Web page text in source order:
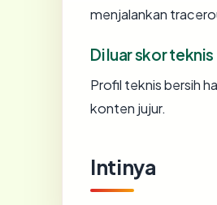
menjalankan
Di luar skor teknis
Profil teknis bersih
konten jujur.
Intinya